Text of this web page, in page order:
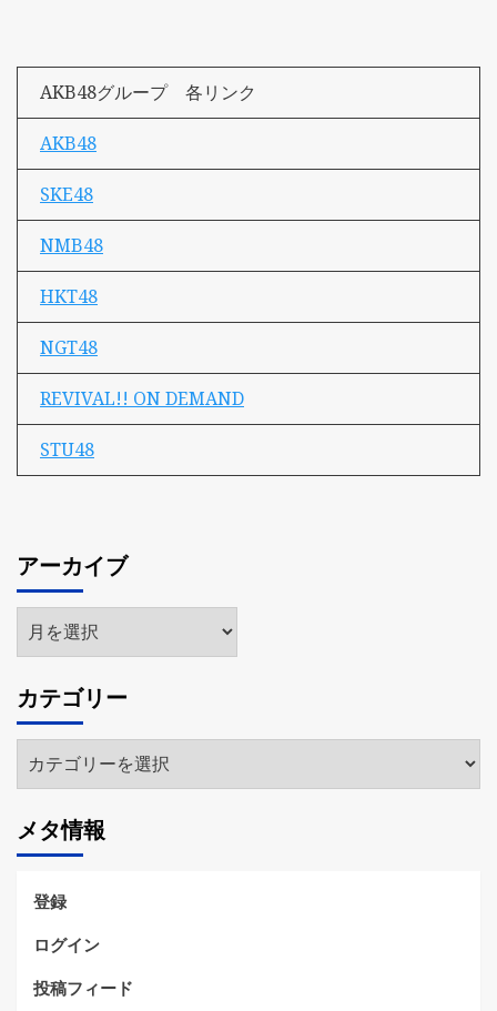
AKB48グループ 各リンク
AKB48
SKE48
NMB48
HKT48
NGT48
REVIVAL!! ON DEMAND
STU48
アーカイブ
ア
ー
イ
ブ
カテゴリー
テ
リ
ー
メタ情報
登録
ログイン
投稿フィード